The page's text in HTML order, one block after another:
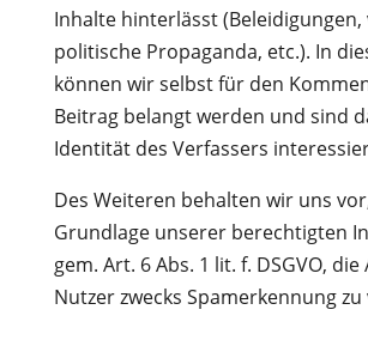
Inhalte hinterlässt
politische Propaganda, etc.). In
können wir selbst für den
Beitrag belangt werden und sind
Identität des Verfassers
Des Weiteren behalten wir uns
Grundlage unserer berechtigten
gem. Art. 6 Abs. 1 lit. f. DSGVO,
Nutzer zwecks Spamerkennung